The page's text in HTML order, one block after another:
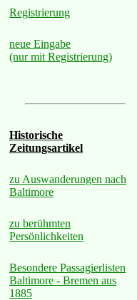
Registrierung
neue Eingabe
(nur mit Registrierung)
Historische
Zeitungsartikel
zu Auswanderungen nach
Baltimore
zu berühmten
Persönlichkeiten
Besondere Passagierlisten
Baltimore - Bremen aus
1885